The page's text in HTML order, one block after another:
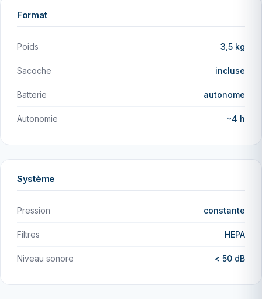
Format
Poids 3,5 kg
Sacoche incluse
Batterie autonome
Autonomie ~4 h
Système
Pression constante
Filtres HEPA
Niveau sonore < 50 dB